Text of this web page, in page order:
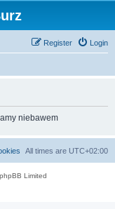
Login
Register
niebawem
All times are UTC+02:00
Limited